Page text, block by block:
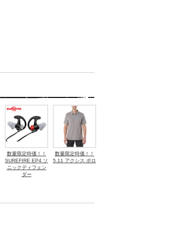
数量限定特価！！
SUREFIRE EP4 ソ
ニックディフェン
ダー
数量限定特価！！
5.11 アクシス ポロ